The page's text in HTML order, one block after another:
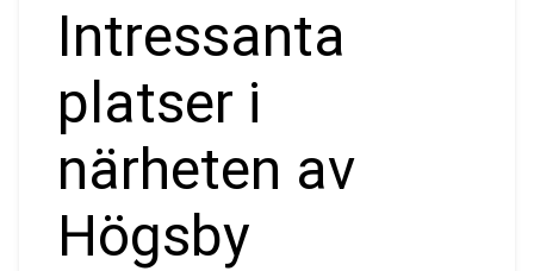
Intressanta
platser i
närheten av
Högsby